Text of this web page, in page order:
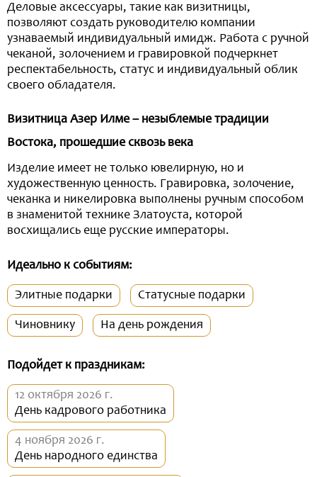
Деловые аксессуары, такие как визитницы,
позволяют создать руководителю компании
узнаваемый индивидуальный имидж. Работа с ручной
чеканой, золочением и гравировкой подчеркнет
респектабельность, статус и индивидуальный облик
своего обладателя.
Визитница Азер Илме – незыблемые традиции
Востока, прошедшие сквозь века
Изделие имеет не только ювелирную, но и
художественную ценность. Гравировка, золочение,
чеканка и никелировка выполнены ручным способом
в знаменитой технике Златоуста, которой
восхищались еще русские императоры.
Идеально к событиям:
Элитные подарки Статусные подарки
Чиновнику На день рождения
Подойдет к праздникам:
12 октября 2026 г.
День кадрового работника
4 ноября 2026 г.
День народного единства